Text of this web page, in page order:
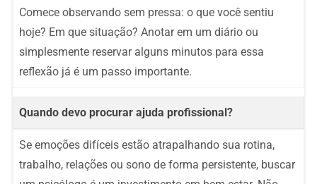
Comece observando sem pressa: o que você sentiu
hoje? Em que situação? Anotar em um diário ou
simplesmente reservar alguns minutos para essa
reflexão já é um passo importante.
Quando devo procurar ajuda profissional?
Se emoções difíceis estão atrapalhando sua rotina,
trabalho, relações ou sono de forma persistente, buscar